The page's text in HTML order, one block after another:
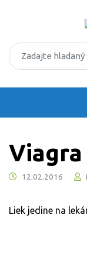
Viagra
12.02.2016
Liek jedine na